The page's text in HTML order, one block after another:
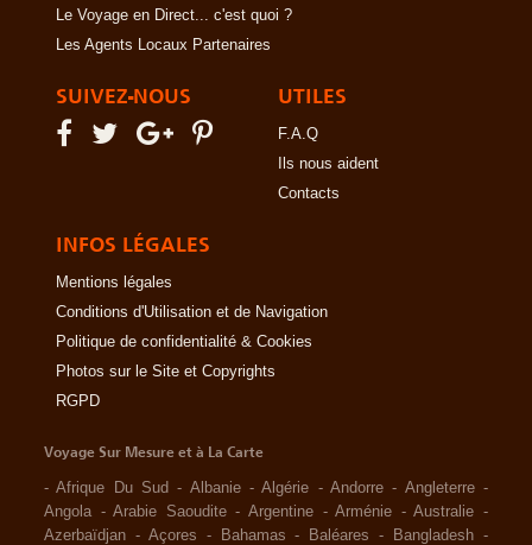
Le Voyage en Direct... c'est quoi ?
Les Agents Locaux Partenaires
SUIVEZ-NOUS UTILES
F.A.Q
Ils nous aident
Contacts
INFOS LÉGALES
Mentions légales
Conditions d'Utilisation et de Navigation
Politique de confidentialité & Cookies
Photos sur le Site et Copyrights
RGPD
Voyage Sur Mesure et à La Carte
-Afrique Du Sud - Albanie -Algérie -Andorre - Angleterre -
Angola -Arabie Saoudite -Argentine -Arménie -Australie -
Azerbaïdjan - Açores - Bahamas - Baléares - Bangladesh -